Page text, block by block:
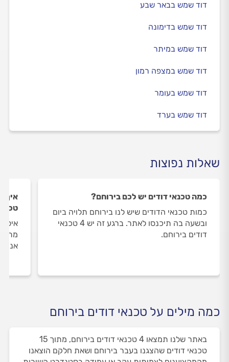
דוד שמש בבאר שבע
דוד שמש בדימונה
דוד שמש במיתר
דוד שמש במצפה רמון
דוד שמש בעומר
דוד שמש בערד
שאלות נפוצות
כמה טכנאי דודים יש לכם בירוחם?
כמות טכנאי הדודים שיש לנו בירוחם תלויה ביום
ובשעה בה תיכנסו לאתר. ברגע זה יש 4 טכנאי
דודים בירוחם.
איך
אנו
כמה מילים על טכנאי דודים בירוחם
באתר שלנו תמצאו 4 טכנאי דודים בירוחם, מתוך 15
טכנאי דודים שהצגנו בעבר בירוחם ושאת חלקם הוצאנו